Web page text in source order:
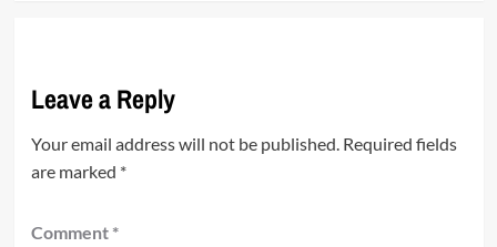
Leave a Reply
Your email address will not be published. Required fields
are marked *
Comment *